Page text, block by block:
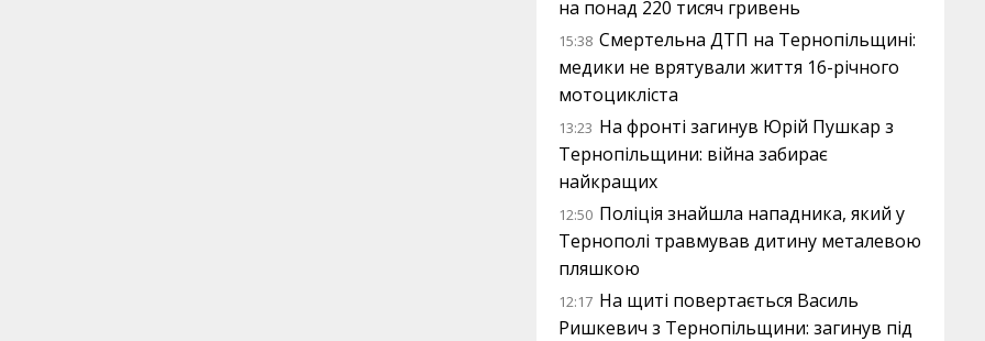
на понад 220 тисяч гривень
15:38 Смертельна ДТП на Тернопільщині:
медики не врятували життя 16-річного
мотоцикліста
13:23 На фронті загинув Юрій Пушкар з
Тернопільщини: війна забирає
найкращих
12:50 Поліція знайшла нападника, який у
Тернополі травмував дитину металевою
пляшкою
12:17 На щиті повертається Василь
Ришкевич з Тернопільщини: загинув під